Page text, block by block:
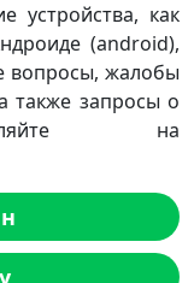
устройства, как
(android),
вопросы, жалобы
также запросы о
на